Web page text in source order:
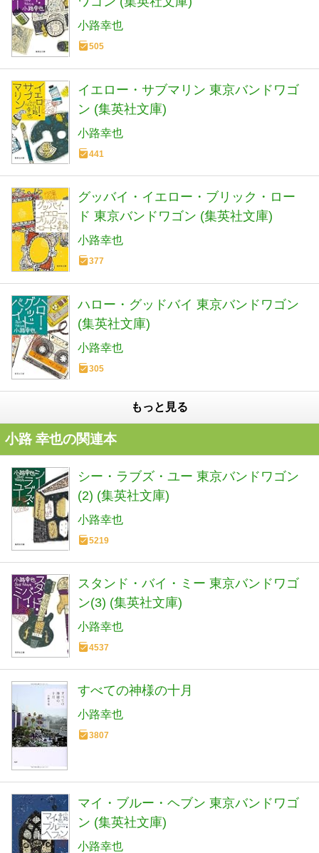
小路幸也
505
イエロー・サブマリン 東京バンドワゴ
ン (集英社文庫)
小路幸也
441
グッバイ・イエロー・ブリック・ロー
ド 東京バンドワゴン (集英社文庫)
小路幸也
377
ハロー・グッドバイ 東京バンドワゴン
(集英社文庫)
小路幸也
305
もっと見る
小路 幸也の関連本
シー・ラブズ・ユー 東京バンドワゴン
(2) (集英社文庫)
小路幸也
5219
スタンド・バイ・ミー 東京バンドワゴ
ン(3) (集英社文庫)
小路幸也
4537
すべての神様の十月
小路幸也
3807
マイ・ブルー・ヘブン 東京バンドワゴ
ン (集英社文庫)
小路幸也